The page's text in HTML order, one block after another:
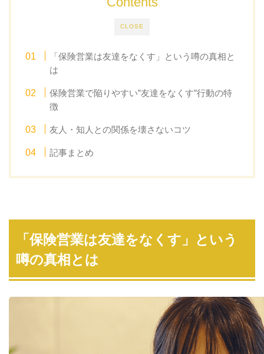
CLOSE
「保険営業は友達をなくす」という噂の真相と
は
保険営業で陥りやすい”友達をなくす”行動の特
徴
友人・知人との関係を壊さないコツ
記事まとめ
「保険営業は友達をなくす」という
噂の真相とは